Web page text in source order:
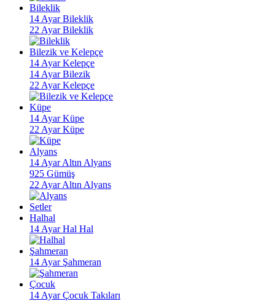
Bileklik
14 Ayar Bileklik
22 Ayar Bileklik
Bilezik ve Kelepçe
14 Ayar Kelepçe
14 Ayar Bilezik
22 Ayar Kelepçe
Küpe
14 Ayar Küpe
22 Ayar Küpe
Alyans
14 Ayar Altın Alyans
925 Gümüş
22 Ayar Altın Alyans
Setler
Halhal
14 Ayar Hal Hal
Şahmeran
14 Ayar Şahmeran
Çocuk
14 Ayar Çocuk Takıları